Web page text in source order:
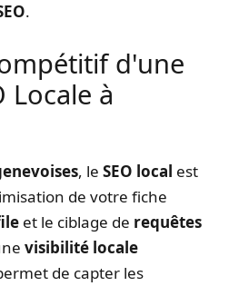
.
d'une
Locale à
, le SEO local est
de votre fiche
et le ciblage de requêtes
visibilité locale
de capter les